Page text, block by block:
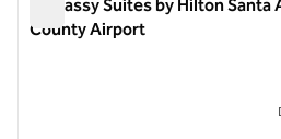
Embassy Suites by Hilton Santa
County Airport